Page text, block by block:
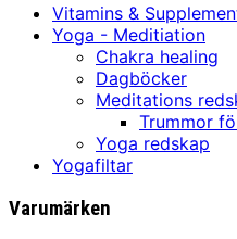
Vitamins &
Yoga - Meditiation
Chakra healing
Dagböcker
Meditations
Trummor
Yoga redskap
Yogafiltar
Varumärken